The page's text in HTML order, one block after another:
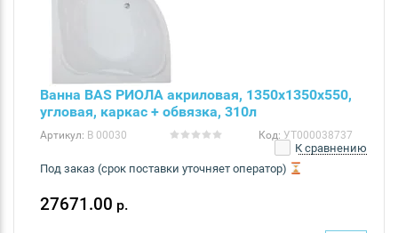
Ванна BAS РИОЛА акриловая, 1350х1350х550,
угловая, каркас + обвязка, 310л
Артикул: В 00030 Код: УТ000038737
К сравнению
Под заказ (срок поставки уточняет оператор)
27671.00 р.